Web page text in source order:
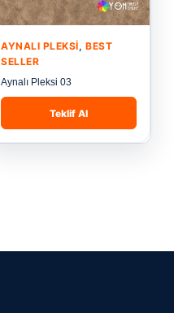
AYNALI PLEKSI,BEST
SELLER
Aynalı Pleksi 03
Teklif Al